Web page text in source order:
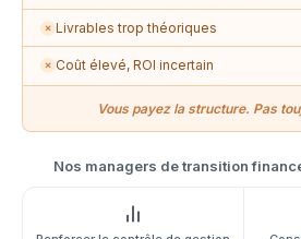
✗ Livrables trop théoriques
✗ Coût élevé, ROI incertain
Vous payez la structure. Pas
Nos managers de transition